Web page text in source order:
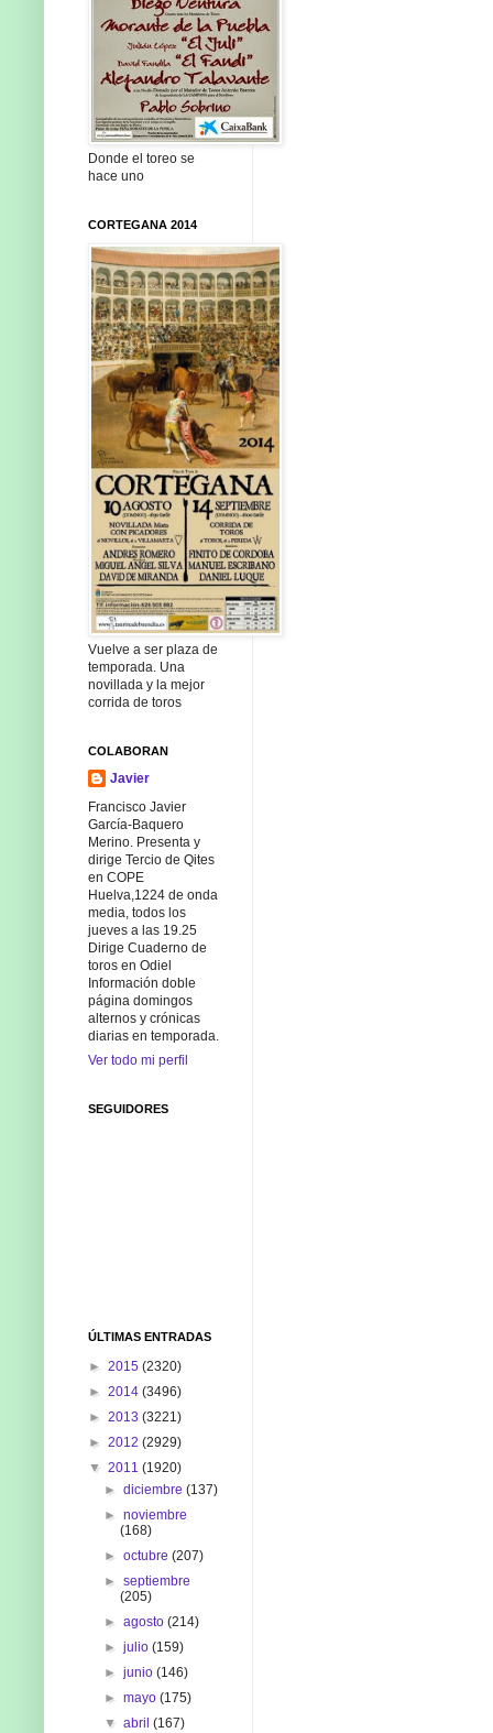
Donde el toreo se
hace uno
CORTEGANA 2014
Vuelve a ser plaza de
temporada. Una
novillada y la mejor
corrida de toros
COLABORAN
Javier
Francisco Javier
García-Baquero
Merino. Presenta y
dirige Tercio de Qites
en COPE
Huelva,1224 de onda
media, todos los
jueves a las 19.25
Dirige Cuaderno de
toros en Odiel
Información doble
página domingos
alternos y crónicas
diarias en temporada.
Ver todo mi perfil
SEGUIDORES
ÚLTIMAS ENTRADAS
► 2015 (2320)
► 2014 (3496)
► 2013 (3221)
► 2012 (2929)
▼ 2011 (1920)
►diciembre(137)
►noviembre
(168)
►octubre(207)
►septiembre
(205)
►agosto(214)
►julio(159)
►junio(146)
►mayo(175)
▼abril(167)